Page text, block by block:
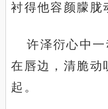
衬得他容颜朦胧
许泽衍心中
在唇边，清脆动
起。